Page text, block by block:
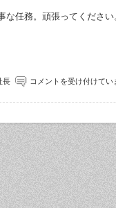
任務。頑張ってください
長 コメントを受け付けてい